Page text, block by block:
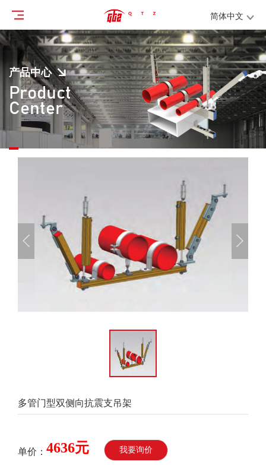
简体中文
产品中心
Product
Center
多管门型双侧向抗震支吊架
单价： 4636元 我要询价